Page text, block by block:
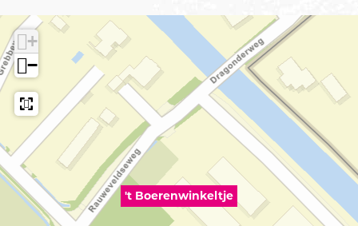
't Boerenwinkeltje
+
−